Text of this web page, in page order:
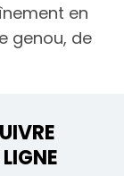
en
genou, de